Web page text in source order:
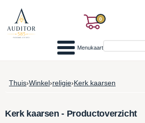
0
Menukaart
Thuis›Winkel›religie›Kerk kaarsen
Kerk kaarsen - Productoverzicht